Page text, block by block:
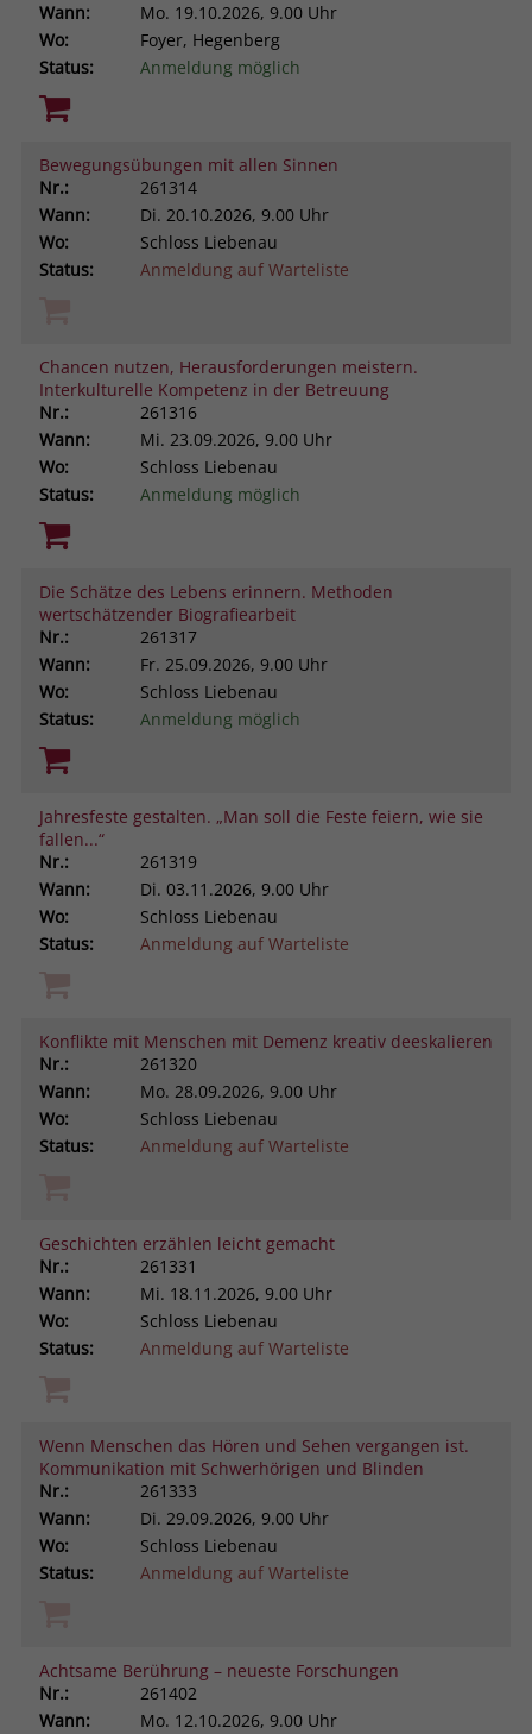
Wann:
Mo. 19.10.2026, 9.00 Uhr
Wo:
Foyer, Hegenberg
Status:
Anmeldung möglich
Bewegungsübungen mit allen Sinnen
Nr.:
261314
Wann:
Di. 20.10.2026, 9.00 Uhr
Wo:
Schloss Liebenau
Status:
Anmeldung auf Warteliste
Chancen nutzen, Herausforderungen meistern.
Interkulturelle Kompetenz in der Betreuung
Nr.:
261316
Wann:
Mi. 23.09.2026, 9.00 Uhr
Wo:
Schloss Liebenau
Status:
Anmeldung möglich
Die Schätze des Lebens erinnern. Methoden
wertschätzender Biografiearbeit
Nr.:
261317
Wann:
Fr. 25.09.2026, 9.00 Uhr
Wo:
Schloss Liebenau
Status:
Anmeldung möglich
Jahresfeste gestalten. „Man soll die Feste feiern, wie sie
fallen...“
Nr.:
261319
Wann:
Di. 03.11.2026, 9.00 Uhr
Wo:
Schloss Liebenau
Status:
Anmeldung auf Warteliste
Konflikte mit Menschen mit Demenz kreativ deeskalieren
Nr.:
261320
Wann:
Mo. 28.09.2026, 9.00 Uhr
Wo:
Schloss Liebenau
Status:
Anmeldung auf Warteliste
Geschichten erzählen leicht gemacht
Nr.:
261331
Wann:
Mi. 18.11.2026, 9.00 Uhr
Wo:
Schloss Liebenau
Status:
Anmeldung auf Warteliste
Wenn Menschen das Hören und Sehen vergangen ist.
Kommunikation mit Schwerhörigen und Blinden
Nr.:
261333
Wann:
Di. 29.09.2026, 9.00 Uhr
Wo:
Schloss Liebenau
Status:
Anmeldung auf Warteliste
Achtsame Berührung – neueste Forschungen
Nr.:
261402
Wann:
Mo. 12.10.2026, 9.00 Uhr